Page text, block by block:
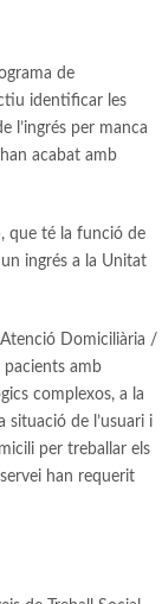
de
identificar les
l’ingrés per manca
acabat amb
que té la funció de
ingrés a la Unitat
Domiciliària /
pacients amb
complexos, a la
situació de l’usuari i
per treballar els
han requerit